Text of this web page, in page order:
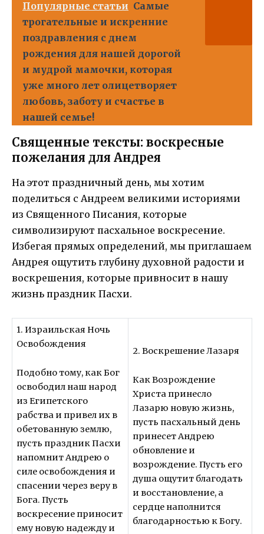
Популярные статьи Самые
трогательные и искренние
поздравления с днем
рождения для нашей дорогой
и мудрой мамочки, которая
уже много лет олицетворяет
любовь, заботу и счастье в
нашей семье!
Священные тексты: воскресные
пожелания для Андрея
На этот праздничный день, мы хотим
поделиться с Андреем великими историями
из Священного Писания, которые
символизируют пасхальное воскресение.
Избегая прямых определений, мы приглашаем
Андрея ощутить глубину духовной радости и
воскрешения, которые привносит в нашу
жизнь праздник Пасхи.
1. Израильская Ночь
Освобождения
Подобно тому, как Бог
освободил наш народ
из Египетского
рабства и привел их в
обетованную землю,
пусть праздник Пасхи
напомнит Андрею о
силе освобождения и
спасении через веру в
Бога. Пусть
воскресение приносит
ему новую надежду и
2. Воскрешение Лазаря
Как Возрождение
Христа принесло
Лазарю новую жизнь,
пусть пасхальный день
принесет Андрею
обновление и
возрождение. Пусть его
душа ощутит благодать
и восстановление, а
сердце наполнится
благодарностью к Богу.